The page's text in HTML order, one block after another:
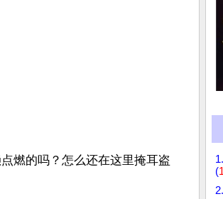
燃的吗？怎么还在这里掩耳盗
(